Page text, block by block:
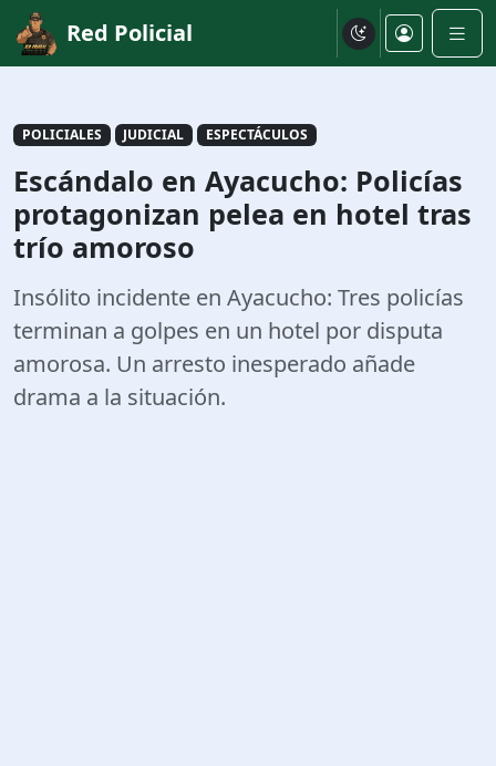
Red Policial
POLICIALES JUDICIAL ESPECTÁCULOS
Escándalo en Ayacucho: Policías
protagonizan pelea en hotel tras
trío amoroso
Insólito incidente en Ayacucho: Tres policías
terminan a golpes en un hotel por disputa
amorosa. Un arresto inesperado añade
drama a la situación.